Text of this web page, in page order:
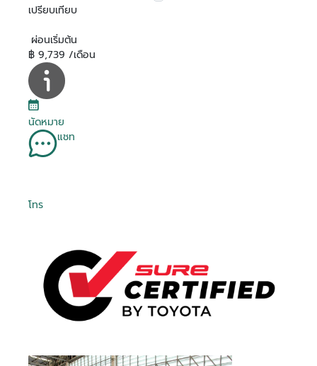
เปรียบเทียบ
ผ่อนเริ่มต้น
฿ 9,739 /เดือน
นัดหมาย
แชท
โทร